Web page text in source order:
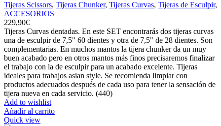
Tijeras Scissors, Tijeras Chunker, Tijeras Curvas, Tijeras de Esculpir,
ACCESORIOS
229,90€
Tijeras Curvas dentadas. En este SET encontrarás dos tijeras curvas
una de esculpir de 7,5" 60 dientes y otra de 7,5" de 28 dientes. Son
complementarias. En muchos mantos la tijera chunker da un muy
buen acabado pero en otros mantos más finos precisaremos finalizar
el trabajo con la de esculpir para un acabado excelente. Tijeras
ideales para trabajos asian style. Se recomienda limpiar con
productos adecuados después de cada uso para tener la sensación de
tijera nueva en cada servicio. (440)
Add to wishlist
Añadir al carrito
Quick view